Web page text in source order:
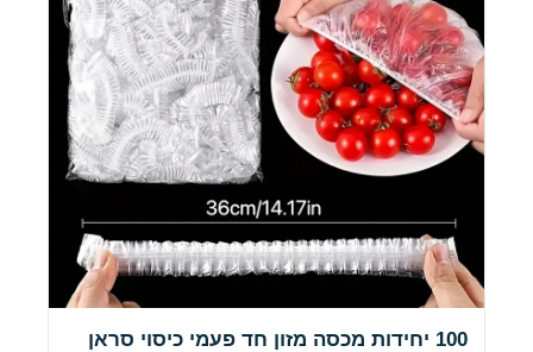
100 יחידות מכסה מזון חד פעמי כיסוי סראן